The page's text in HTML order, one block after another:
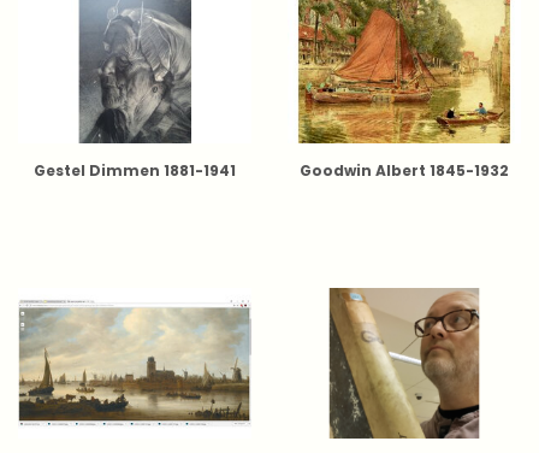
Gestel Dimmen 1881-1941 Goodwin Albert 1845-1932